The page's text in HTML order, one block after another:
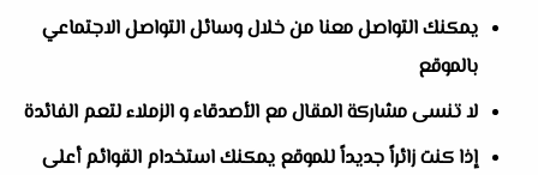
يمكنك التواصل معنا من خلال وسائل التواصل الاجتماعي
بالموقع
لا تنسى مشاركة المقال مع الأصدقاء و الزملاء لتعم الفائدة
إذا كنت زائراً جديداً للموقع يمكنك استخدام القوائم أعلى